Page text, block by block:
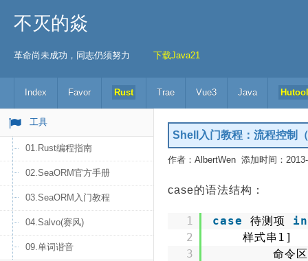
不灭的焱
革命尚未成功，同志仍须努力 下载Java21
Index Favor Rust Trae Vue3 Java Hutool
工具
01.Rust编程指南
02.SeaORM官方手册
03.SeaORM入门教程
04.Salvo(赛风)
09.单词谐音
Shell入门教程：流程控制
作者：AlbertWen 添加时间：
case的语法结构：
1
2
3
case 待测项 in
样式串1]
命令